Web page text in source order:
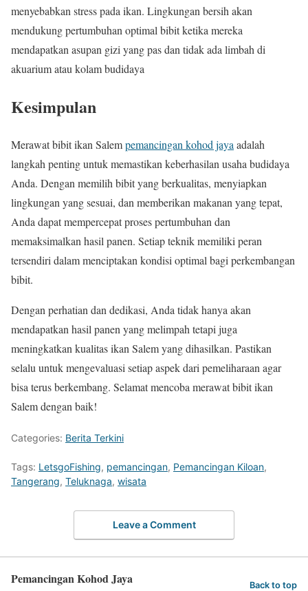
menyebabkan stress pada ikan. Lingkungan bersih akan
mendukung pertumbuhan optimal bibit ketika mereka
mendapatkan asupan gizi yang pas dan tidak ada limbah di
akuarium atau kolam budidaya
Kesimpulan
Merawat bibit ikan Salempemancingan kohod jayaadalah
langkah penting untuk memastikan keberhasilan usaha budidaya
Anda. Dengan memilih bibit yang berkualitas, menyiapkan
lingkungan yang sesuai, dan memberikan makanan yang tepat,
Anda dapat mempercepat proses pertumbuhan dan
memaksimalkan hasil panen. Setiap teknik memiliki peran
tersendiri dalam menciptakan kondisi optimal bagi perkembangan
bibit.
Dengan perhatian dan dedikasi, Anda tidak hanya akan
mendapatkan hasil panen yang melimpah tetapi juga
meningkatkan kualitas ikan Salem yang dihasilkan. Pastikan
selalu untuk mengevaluasi setiap aspek dari pemeliharaan agar
bisa terus berkembang. Selamat mencoba merawat bibit ikan
Salem dengan baik!
Categories: Berita Terkini
Tags: LetsgoFishing, pemancingan, Pemancingan Kiloan,
Tangerang, Teluknaga, wisata
Leave a Comment
Pemancingan Kohod Jaya Back to top